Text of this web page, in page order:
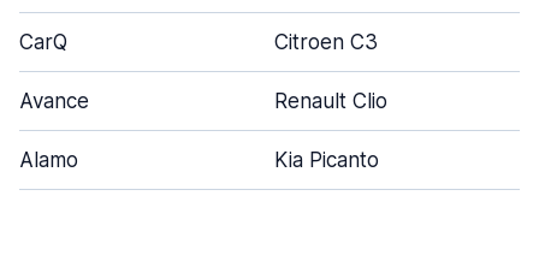
CarQ Citroen C3
Avance Renault Clio
Alamo Kia Picanto